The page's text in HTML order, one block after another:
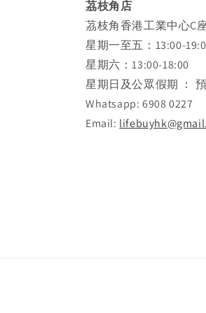
茘枝角店
茘枝角香港工業中心C
星期一至五：13:00-
星期六：13:00-18:00
星期日及公眾假期 ：
Whatsapp: 6908 0227
Email: